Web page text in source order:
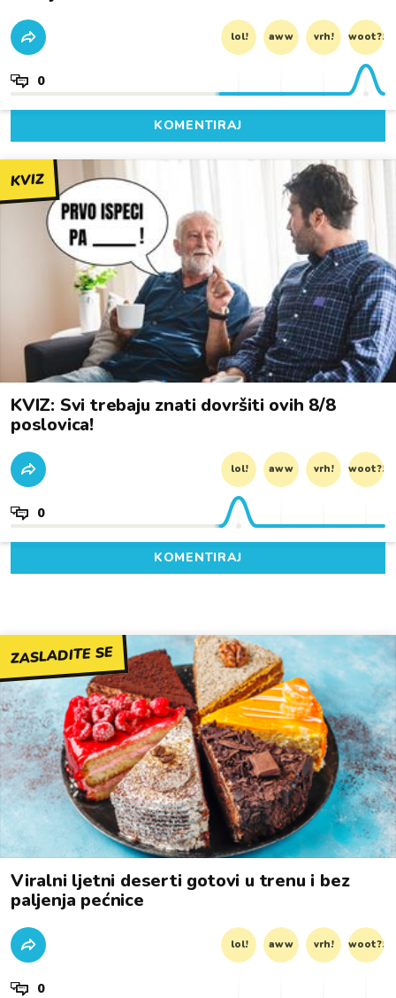
lol! aww vrh! woot?!
0
KOMENTIRAJ
KVIZ
KVIZ: Svi trebaju znati dovršiti ovih 8/8
poslovica!
lol! aww vrh! woot?!
0
KOMENTIRAJ
ZASLADITE SE
Viralni ljetni deserti gotovi u trenu i bez
paljenja pećnice
lol! aww vrh! woot?!
0